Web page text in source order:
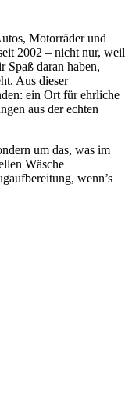
Motorräder und
2002 – nicht nur, weil
Spaß daran haben,
Aus dieser
ein Ort für ehrliche
aus der echten
um das, was im
Wäsche
wenn’s